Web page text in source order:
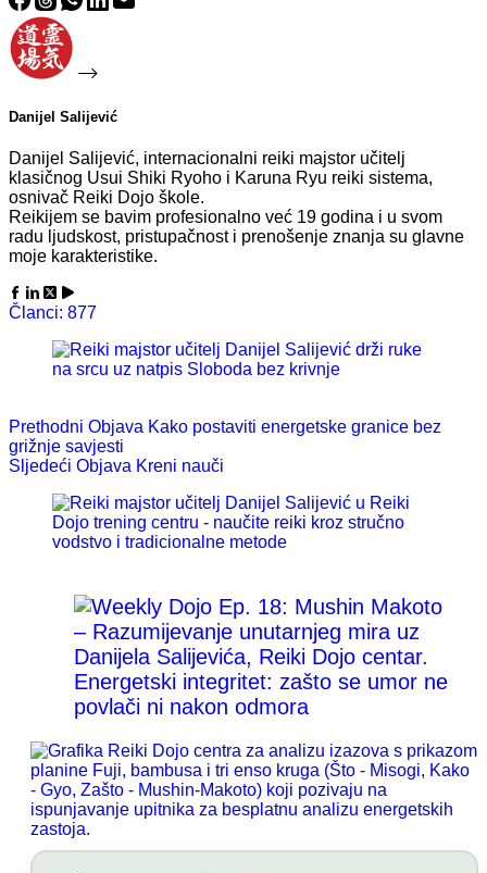
Danijel Salijević
Danijel Salijević, internacionalni reiki majstor učitelj
klasičnog Usui Shiki Ryoho i Karuna Ryu reiki sistema,
osnivač Reiki Dojo škole.
Reikijem se bavim profesionalno već 19 godina i u svom
radu ljudskost, pristupačnost i prenošenje znanja su glavne
moje karakteristike.
Članci: 877
Prethodni Objava Kako postaviti energetske granice bez
grižnje savjesti
Sljedeći Objava Kreni nauči
Energetski integritet: zašto se umor ne
povlači ni nakon odmora